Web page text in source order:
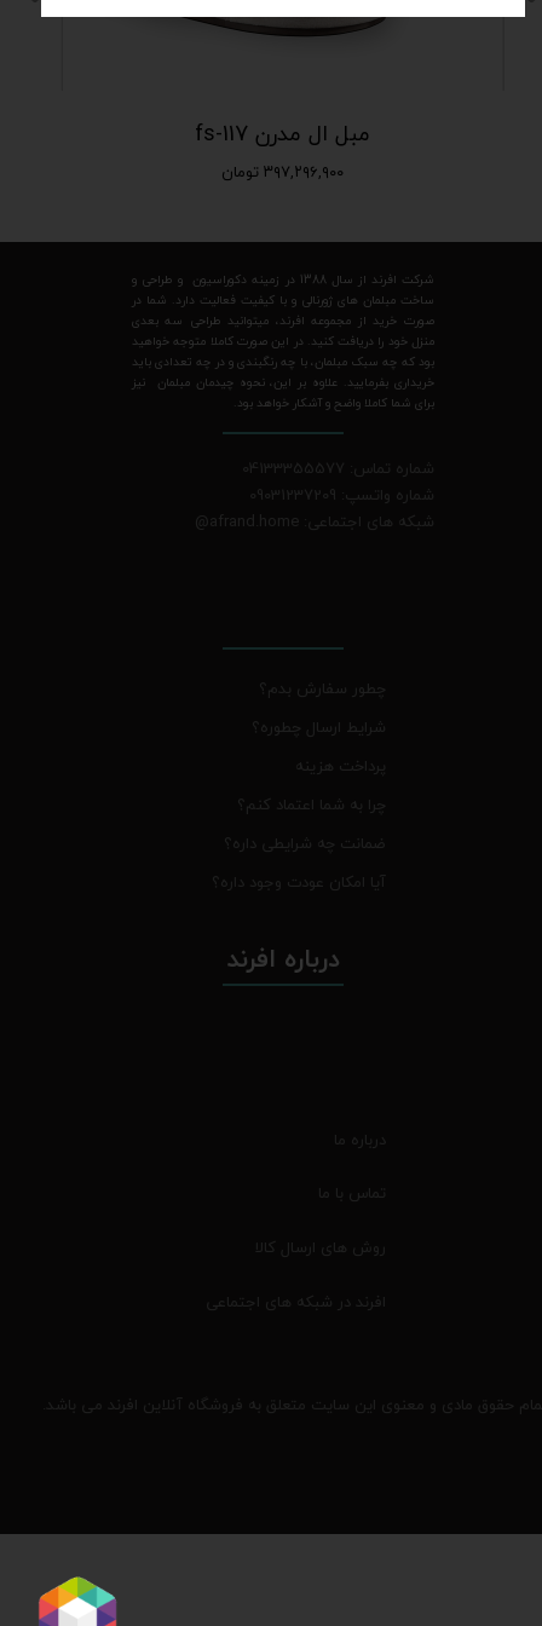
مبل ال مدرن fs-117
۳۹۷,۲۹۶,۹۰۰ تومان
شرکت افرند از سال 1388 در زمینه دکوراسیون و طراحی و
ساخت مبلمان های ژورنالی و با کیفیت فعالیت دارد. شما در
صورت خرید از مجموعه افرند، میتوانید طراحی سه بعدی
منزل خود را دریافت کنید. در این صورت کاملا متوجه خواهید
بود که چه سبک مبلمان، با چه رنگبندی و در چه تعدادی باید
خریداری بفرمایید. علاوه بر این، نحوه چیدمان مبلمان نیز
برای شما کاملا واضح و آشکار خواهد بود.
شماره تماس: 04133355577
شماره واتسپ: 09031237209
شبکه های اجتماعی: afrand.home
@
چطور سفارش بدم؟
شرایط ارسال چطوره؟
پرداخت هزینه
چرا به شما اعتماد کنم؟
ضمانت چه شرایطی داره؟
آیا امکان عودت وجود داره؟
حقوق مادی و معنوی این سایت متعلق به فروشگاه آنلاین افرند می باشد.
درباره افرند
درباره ما
تماس با ما
روش های ارسال کالا
افرند در شبکه های اجتماعی